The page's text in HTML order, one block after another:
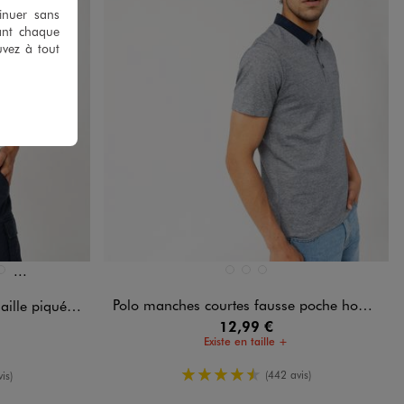
MARINE
BLEU VIF
homme
Polo manches courtes fausse poche homme
12,99 €
Existe en taille +
4.5/5 de moyenne
(442 avis)
sans
chaque
à tout